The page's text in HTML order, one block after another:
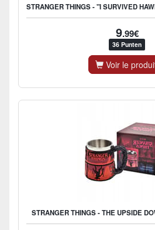
9.99€
36 Punten
Voir le
STRANGER THINGS - THE UPSIDE